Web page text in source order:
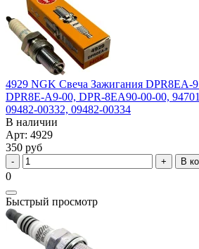
4929 NGK Свеча Зажигания DPR8EA-
DPR8E-A9-00, DPR-8EA90-00-00,
09482-00332, 09482-00334
В наличии
Арт: 4929
350 руб
В
0
Быстрый просмотр